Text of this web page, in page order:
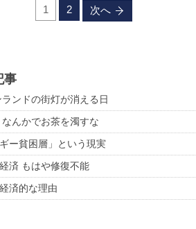
1 2 次へ
事
ンドの街灯が消える日
んかでお茶を濁すな
ー貧困層」という現実
済 もはや修復不能
済的な理由